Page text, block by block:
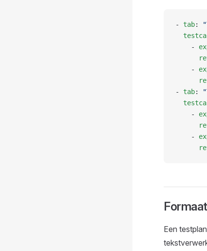
- tab:
    -
    -
- tab:
    -
    -
Formaat
Een